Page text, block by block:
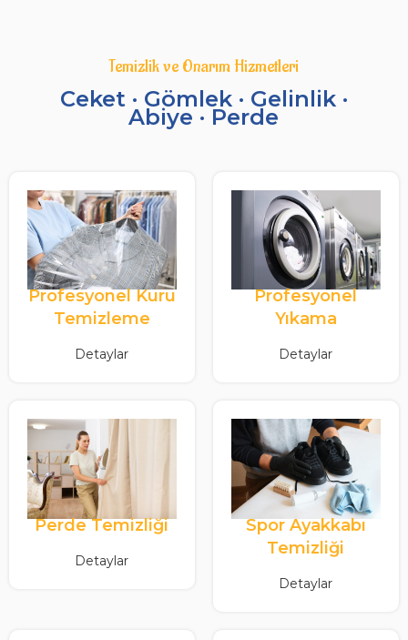
Temizlik ve Onarım Hizmetleri
Ceket · Gömlek · Gelinlik ·
Abiye · Perde
Profesyonel Kuru
Temizleme
Detaylar
Profesyonel
Yıkama
Detaylar
Perde Temizliği
Detaylar
Spor Ayakkabı
Temizliği
Detaylar